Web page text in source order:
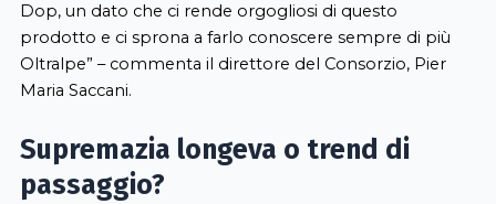
Dop, un dato che ci rende orgogliosi di questo
prodotto e ci sprona a farlo conoscere sempre di più
Oltralpe” – commenta il direttore del Consorzio, Pier
Maria Saccani.
Supremazia longeva o trend di
passaggio?